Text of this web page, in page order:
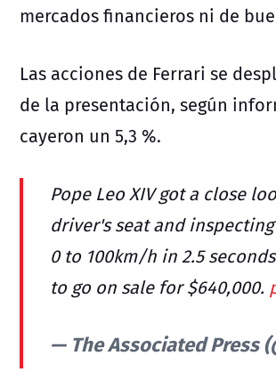
mercados financieros ni de
Las acciones de Ferrari se
de la presentación, según
cayeron un 5,3 %.
Pope Leo XIV got a close
driver's seat and
0 to 100km/h in 2.5
to go on sale for $640,000.
— The Associated Press